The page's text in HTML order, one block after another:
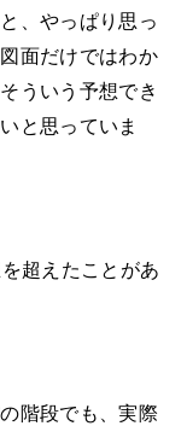
、やっぱり思っ
面だけではわか
ういう予想でき
と思っていま
超えたことがあ
階段でも、実際